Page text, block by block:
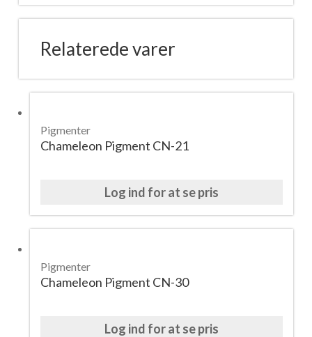
23
Relaterede varer
Pigmenter
Chameleon Pigment CN-21
Log ind for at se pris
Pigmenter
Chameleon Pigment CN-30
Log ind for at se pris